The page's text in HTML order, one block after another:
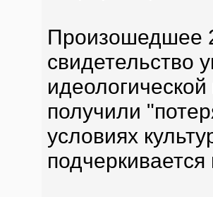
Произошедшее
свидетельство
получили
условиях